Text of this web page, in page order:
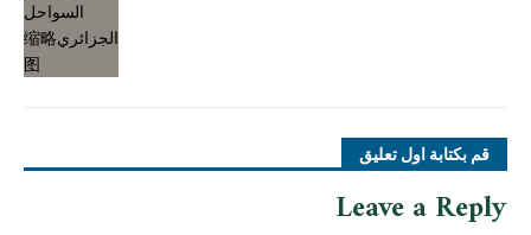
قم بكتابة اول تعليق
Leave a Reply